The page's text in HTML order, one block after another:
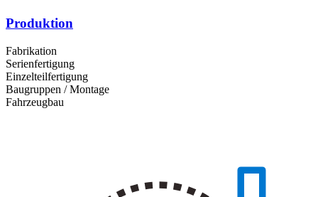
Produktion
Fabrikation
Serienfertigung
Einzelteilfertigung
Baugruppen / Montage
Fahrzeugbau